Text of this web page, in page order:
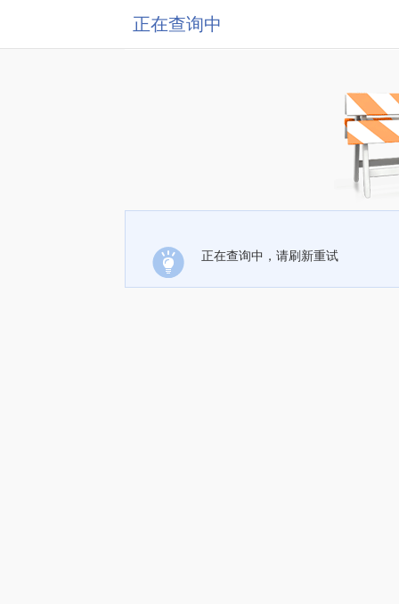
正在查询中
正在查询中，请刷新重试